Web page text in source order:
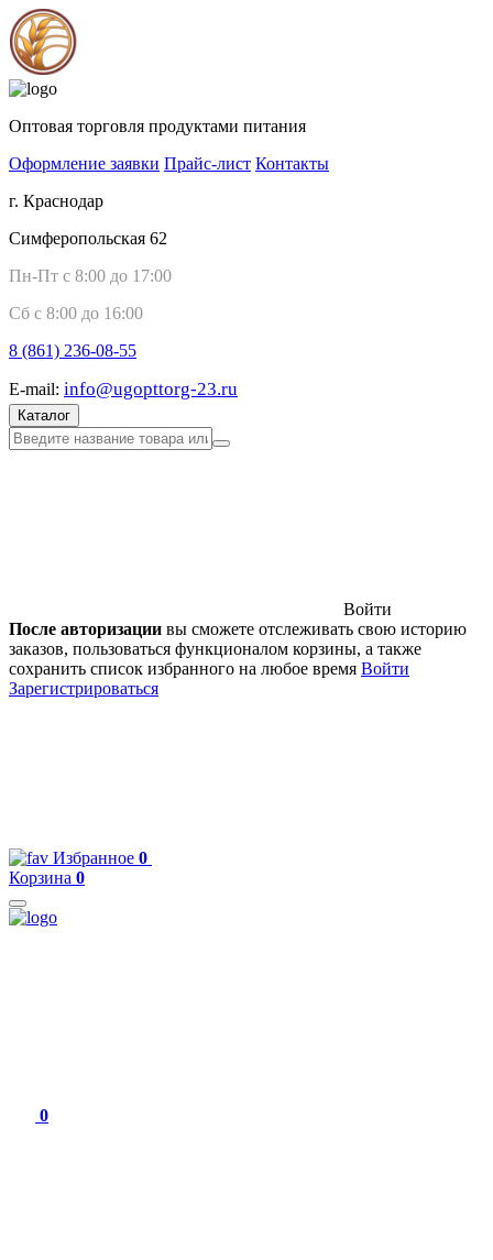
Оптовая торговля продуктами питания
Оформление заявки Прайс-лист Контакты
г. Краснодар
Симферопольская 62
Пн-Пт с 8:00 до 17:00
Сб с 8:00 до 16:00
8 (861) 236-08-55
E-mail: info@ugopttorg-23.ru
Каталог
Войти
После авторизации вы сможете отслеживать свою историю
заказов, пользоваться функционалом корзины, а также
сохранить список избранного на любое время Войти
Зарегистрироваться
Избранное 0
Корзина 0
0